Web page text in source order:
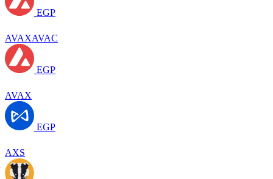
EGP
AVAXAVAC
EGP
AVAX
EGP
AXS